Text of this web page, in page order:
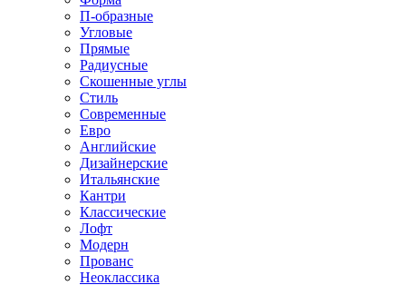
П-образные
Угловые
Прямые
Радиусные
Скошенные углы
Стиль
Современные
Евро
Английские
Дизайнерские
Итальянские
Кантри
Классические
Лофт
Модерн
Прованс
Неоклассика